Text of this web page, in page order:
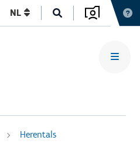
NL
Herentals